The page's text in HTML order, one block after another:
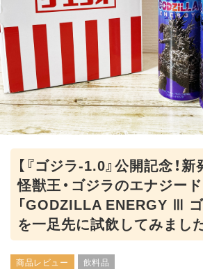
【『ゴジラ-1.0』公開記念！新
怪獣王・ゴジラのエナジー
「GODZILLA ENERGY Ⅲ
を一足先に試飲してみました
商品レビュー
飲料品